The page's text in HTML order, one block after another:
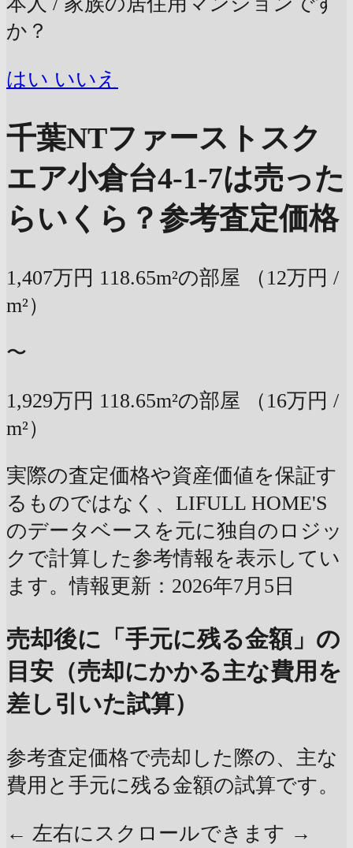
か？
はい いいえ
千葉NTファーストスク
エア小倉台4-1-7は売った
らいくら？参考査定価格
1,407万円 118.65m²の部屋
（12万円 /
m²）
〜
1,929万円 118.65m²の部屋
（16万円 /
m²）
実際の査定価格や資産価値を保証す
るものではなく、LIFULL HOME'S
のデータベースを元に独自のロジッ
クで計算した参考情報を表示してい
ます。情報更新：2026年7月5日
売却後に「手元に残る金額」の
目安（売却にかかる主な費用を
差し引いた試算）
参考査定価格で売却した際の、主な
費用と手元に残る金額の試算です。
← 左右にスクロールできます →